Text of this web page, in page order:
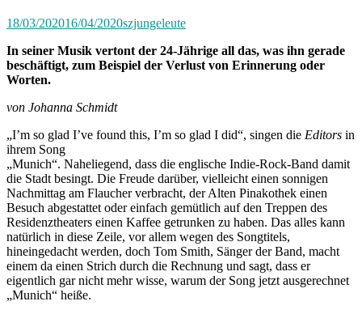
18/03/202016/04/2020szjungeleute
In seiner Musik vertont der 24-Jährige all das, was ihn gerade
beschäftigt, zum Beispiel der Verlust von Erinnerung oder
Worten.
von Johanna Schmidt
„I’m so glad I’ve found this, I’m so glad I did“, singen die Editors in
ihrem Song
„Munich“. Naheliegend, dass die englische Indie-Rock-Band damit
die Stadt besingt. Die Freude darüber, vielleicht einen sonnigen
Nachmittag am Flaucher verbracht, der Alten Pinakothek einen
Besuch abgestattet oder einfach gemütlich auf den Treppen des
Residenztheaters einen Kaffee getrunken zu haben. Das alles kann
natürlich in diese Zeile, vor allem wegen des Songtitels,
hineingedacht werden, doch Tom Smith, Sänger der Band, macht
einem da einen Strich durch die Rechnung und sagt, dass er
eigentlich gar nicht mehr wisse, warum der Song jetzt ausgerechnet
„Munich“ heiße.